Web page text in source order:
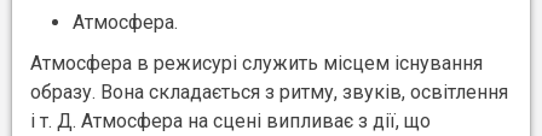
Атмосфера.
Атмосфера в режисурі служить місцем існування
образу. Вона складається з ритму, звуків, освітлення
і т. Д. Атмосфера на сцені випливає з дії, що